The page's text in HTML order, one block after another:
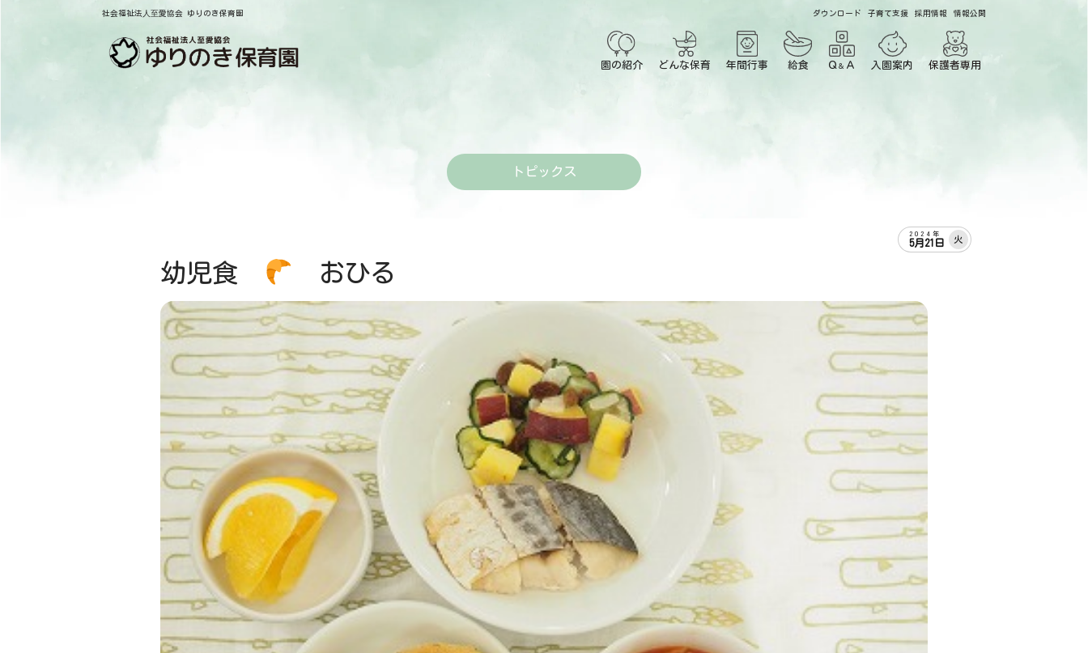
社会福祉法⼈⾄愛協会 ゆりのき保育園 ダウンロード 子育て支援 採用情報 情報公開
園の紹介 どんな保育 年間行事 給食 Ｑ ＆ Ａ 入園案内 保護者専用
トピックス
2024年
5月21日 火
幼児食 おひる